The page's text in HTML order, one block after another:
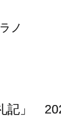
ラノ
記」